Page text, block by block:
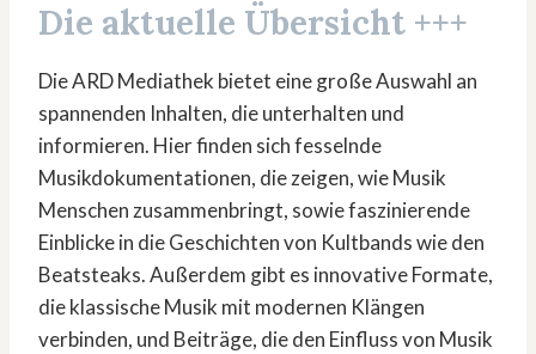
Die aktuelle Übersicht +++
Die ARD Mediathek bietet eine große Auswahl an
spannenden Inhalten, die unterhalten und
informieren. Hier finden sich fesselnde
Musikdokumentationen, die zeigen, wie Musik
Menschen zusammenbringt, sowie faszinierende
Einblicke in die Geschichten von Kultbands wie den
Beatsteaks. Außerdem gibt es innovative Formate,
die klassische Musik mit modernen Klängen
verbinden, und Beiträge, die den Einfluss von Musik